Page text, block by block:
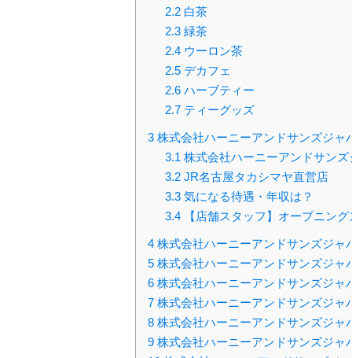
2.2白茶
2.3緑茶
2.4ウーロン茶
2.5デカフェ
2.6ハーブティー
2.7ティーグッズ
3 株式会社ハーニーアンドサンズジャ
3.1 株式会社ハーニーアンドサン
3.2JR名古屋タカシマヤ直営店
3.3気になる待遇・年収は？
3.4【店舗スタッフ】オープニン
4 株式会社ハーニーアンドサンズジャ
5 株式会社ハーニーアンドサンズジャ
6 株式会社ハーニーアンドサンズジャ
7 株式会社ハーニーアンドサンズジャ
8 株式会社ハーニーアンドサンズジャ
9 株式会社ハーニーアンドサンズジャ